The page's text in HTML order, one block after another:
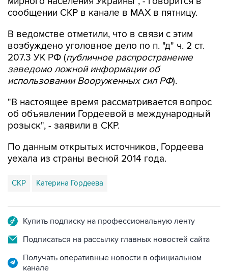
В ведомстве отметили, что в связи с этим
207.3 УК РФ ( публичное распространение
заведомо ложной информации об
использовании Вооруженных сил РФ).
"В настоящее время рассматривается вопрос
розыск", - заявили в СКР.
По данным открытых источников, Гордеева
СКР Катерина Гордеева
Подписаться на рассылку главных новостей сайта
Получать оперативные новости в официальном